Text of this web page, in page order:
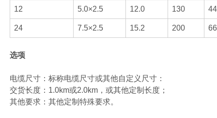
12 5.0×2.5 12.0 130
24 7.5×2.5 15.2 200
选项
电缆尺寸：标称电缆尺寸或其他自定义尺寸：
交货长度：1.0km或2.0km，或其他定制长度；
其他要求：其他定制特殊要求。